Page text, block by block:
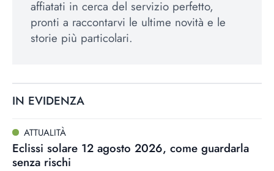
affiatati in cerca del servizio perfetto,
pronti a raccontarvi le ultime novità e le
storie più particolari.
IN EVIDENZA
ATTUALITÀ
Eclissi solare 12 agosto 2026, come guardarla
senza rischi